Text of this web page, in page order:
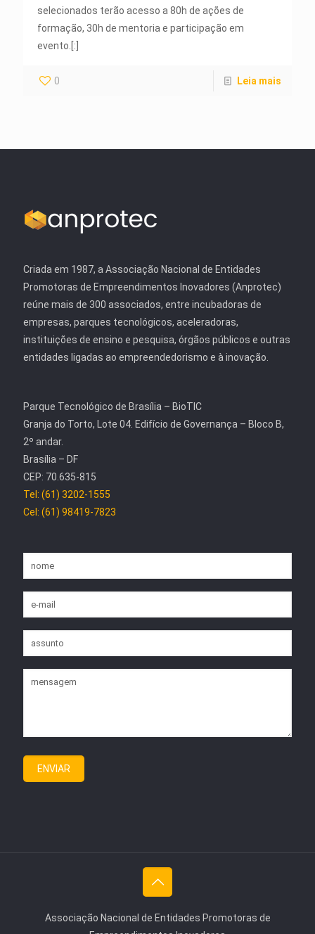
selecionados terão acesso a 80h de ações de
formação, 30h de mentoria e participação em
evento.[:]
0 Leia mais
Criada em 1987, a Associação Nacional de Entidades
Promotoras de Empreendimentos Inovadores (Anprotec)
reúne mais de 300 associados, entre incubadoras de
empresas, parques tecnológicos, aceleradoras,
instituições de ensino e pesquisa, órgãos públicos e outras
entidades ligadas ao empreendedorismo e à inovação.
Parque Tecnológico de Brasília – BioTIC
Granja do Torto, Lote 04. Edifício de Governança – Bloco B,
2º andar.
Brasília – DF
CEP: 70.635-815
Tel: (61) 3202-1555
Cel: (61) 98419-7823
Associação Nacional de Entidades Promotoras de